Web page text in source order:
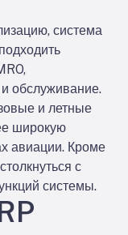
система
обслуживание.
и летные
широкую
авиации. Кроме
с
системы.